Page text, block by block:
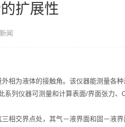
扩展性
闻
相为液体的接触角。该仪器能测量各
列仪器可测量和计算表面/界面张力、
相交界点处，其气－液界面和固－液